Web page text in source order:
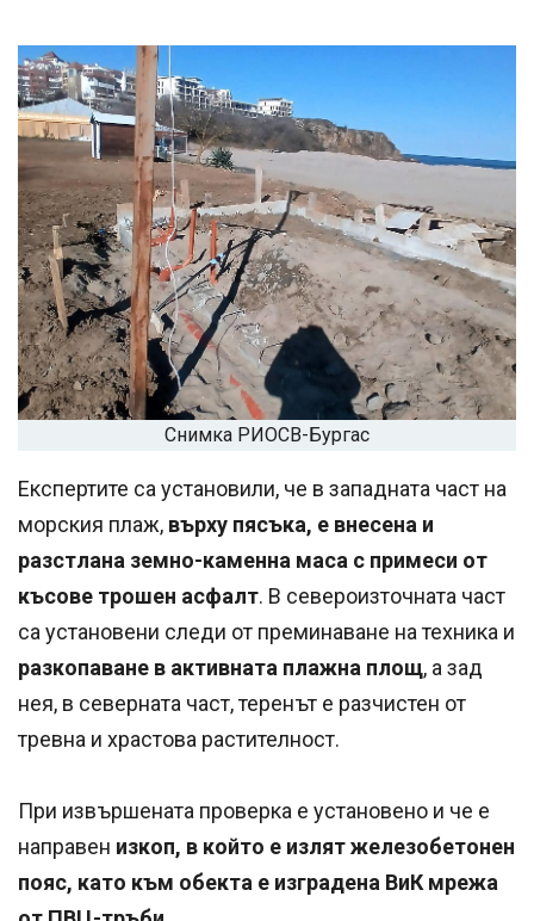
Снимка РИОСВ-Бургас
Експертите са установили, че в западната част на
морския плаж, върху пясъка, е внесена и
разстлана земно-каменна маса с примеси от
късове трошен асфалт. В североизточната част
са установени следи от преминаване на техника и
разкопаване в активната плажна площ, а зад
нея, в северната част, теренът е разчистен от
тревна и храстова растителност.
При извършената проверка е установено и че е
направен изкоп, в който е излят железобетонен
пояс, като към обекта е изградена ВиК мрежа